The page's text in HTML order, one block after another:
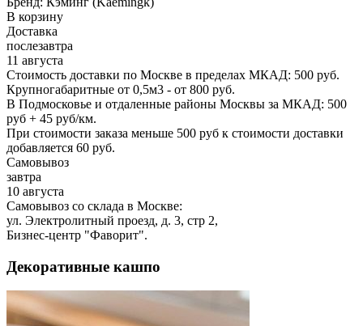
В корзину
Доставка
послезавтра
11 августа
Стоимость доставки по Москве в пределах МКАД: 500 руб.
Крупногабаритные от 0,5м3 - от 800 руб.
В Подмосковье и отдаленные районы Москвы за МКАД: 500
руб + 45 руб/км.
При стоимости заказа меньше 500 руб к стоимости доставки
добавляется 60 руб.
Самовывоз
завтра
10 августа
Самовывоз со склада в Москве:
ул. Электролитный проезд, д. 3, стр 2,
Бизнес-центр "Фаворит".
Декоративные кашпо